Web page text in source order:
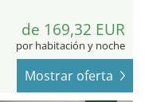
de 169,32 EUR
por habitación y noche
Mostrar oferta